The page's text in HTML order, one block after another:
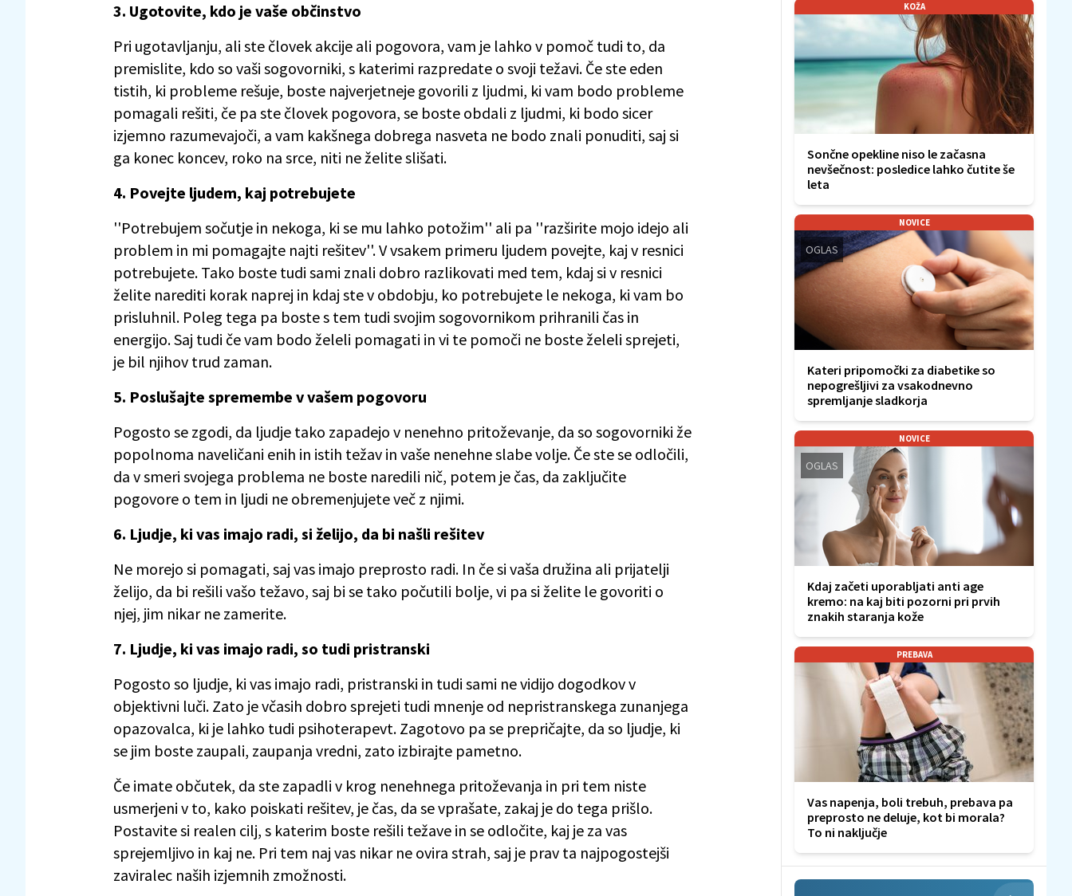
3. Ugotovite, kdo je vaše občinstvo
Pri ugotavljanju, ali ste človek akcije ali pogovora, vam je lahko v pomoč tudi to, da
premislite, kdo so vaši sogovorniki, s katerimi razpredate o svoji težavi. Če ste eden
tistih, ki probleme rešuje, boste najverjetneje govorili z ljudmi, ki vam bodo probleme
pomagali rešiti, če pa ste človek pogovora, se boste obdali z ljudmi, ki bodo sicer
izjemno razumevajoči, a vam kakšnega dobrega nasveta ne bodo znali ponuditi, saj si
ga konec koncev, roko na srce, niti ne želite slišati.
4. Povejte ljudem, kaj potrebujete
''Potrebujem sočutje in nekoga, ki se mu lahko potožim'' ali pa ''razširite mojo idejo ali
problem in mi pomagajte najti rešitev''. V vsakem primeru ljudem povejte, kaj v resnici
potrebujete. Tako boste tudi sami znali dobro razlikovati med tem, kdaj si v resnici
želite narediti korak naprej in kdaj ste v obdobju, ko potrebujete le nekoga, ki vam bo
prisluhnil. Poleg tega pa boste s tem tudi svojim sogovornikom prihranili čas in
energijo. Saj tudi če vam bodo želeli pomagati in vi te pomoči ne boste želeli sprejeti,
je bil njihov trud zaman.
5. Poslušajte spremembe v vašem pogovoru
Pogosto se zgodi, da ljudje tako zapadejo v nenehno pritoževanje, da so sogovorniki že
popolnoma naveličani enih in istih težav in vaše nenehne slabe volje. Če ste se odločili,
da v smeri svojega problema ne boste naredili nič, potem je čas, da zaključite
pogovore o tem in ljudi ne obremenjujete več z njimi.
6. Ljudje, ki vas imajo radi, si želijo, da bi našli rešitev
Ne morejo si pomagati, saj vas imajo preprosto radi. In če si vaša družina ali prijatelji
želijo, da bi rešili vašo težavo, saj bi se tako počutili bolje, vi pa si želite le govoriti o
njej, jim nikar ne zamerite.
7. Ljudje, ki vas imajo radi, so tudi pristranski
Pogosto so ljudje, ki vas imajo radi, pristranski in tudi sami ne vidijo dogodkov v
objektivni luči. Zato je včasih dobro sprejeti tudi mnenje od nepristranskega zunanjega
opazovalca, ki je lahko tudi psihoterapevt. Zagotovo pa se prepričajte, da so ljudje, ki
se jim boste zaupali, zaupanja vredni, zato izbirajte pametno.
Če imate občutek, da ste zapadli v krog nenehnega pritoževanja in pri tem niste
usmerjeni v to, kako poiskati rešitev, je čas, da se vprašate, zakaj je do tega prišlo.
Postavite si realen cilj, s katerim boste rešili težave in se odločite, kaj je za vas
sprejemljivo in kaj ne. Pri tem naj vas nikar ne ovira strah, saj je prav ta najpogostejši
zaviralec naših izjemnih zmožnosti.
KOŽA
Sončne opekline niso le začasna
nevšečnost: posledice lahko čutite še
leta
NOVICE
OGLAS
Kateri pripomočki za diabetike so
nepogrešljivi za vsakodnevno
spremljanje sladkorja
NOVICE
OGLAS
Kdaj začeti uporabljati anti age
kremo: na kaj biti pozorni pri prvih
znakih staranja kože
PREBAVA
Vas napenja, boli trebuh, prebava pa
preprosto ne deluje, kot bi morala?
To ni naključje